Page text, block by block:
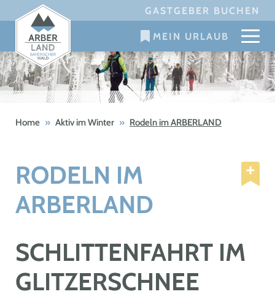
to
content
GASTGEBER BUCHEN
MEIN URLAUB
Home » Aktiv im Winter » Rodeln im ARBERLAND
RODELN IM
ARBERLAND
SCHLITTENFAHRT IM
GLITZERSCHNEE